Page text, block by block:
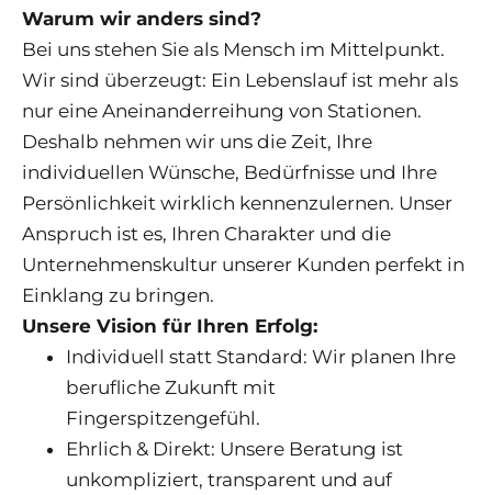
Warum wir anders sind?
Bei uns stehen Sie als Mensch im Mittelpunkt.
Wir sind überzeugt: Ein Lebenslauf ist mehr als
nur eine Aneinanderreihung von Stationen.
Deshalb nehmen wir uns die Zeit, Ihre
individuellen Wünsche, Bedürfnisse und Ihre
Persönlichkeit wirklich kennenzulernen. Unser
Anspruch ist es, Ihren Charakter und die
Unternehmenskultur unserer Kunden perfekt in
Einklang zu bringen.
Unsere Vision für Ihren Erfolg:
Individuell statt Standard: Wir planen Ihre
berufliche Zukunft mit
Fingerspitzengefühl.
Ehrlich & Direkt: Unsere Beratung ist
unkompliziert, transparent und auf